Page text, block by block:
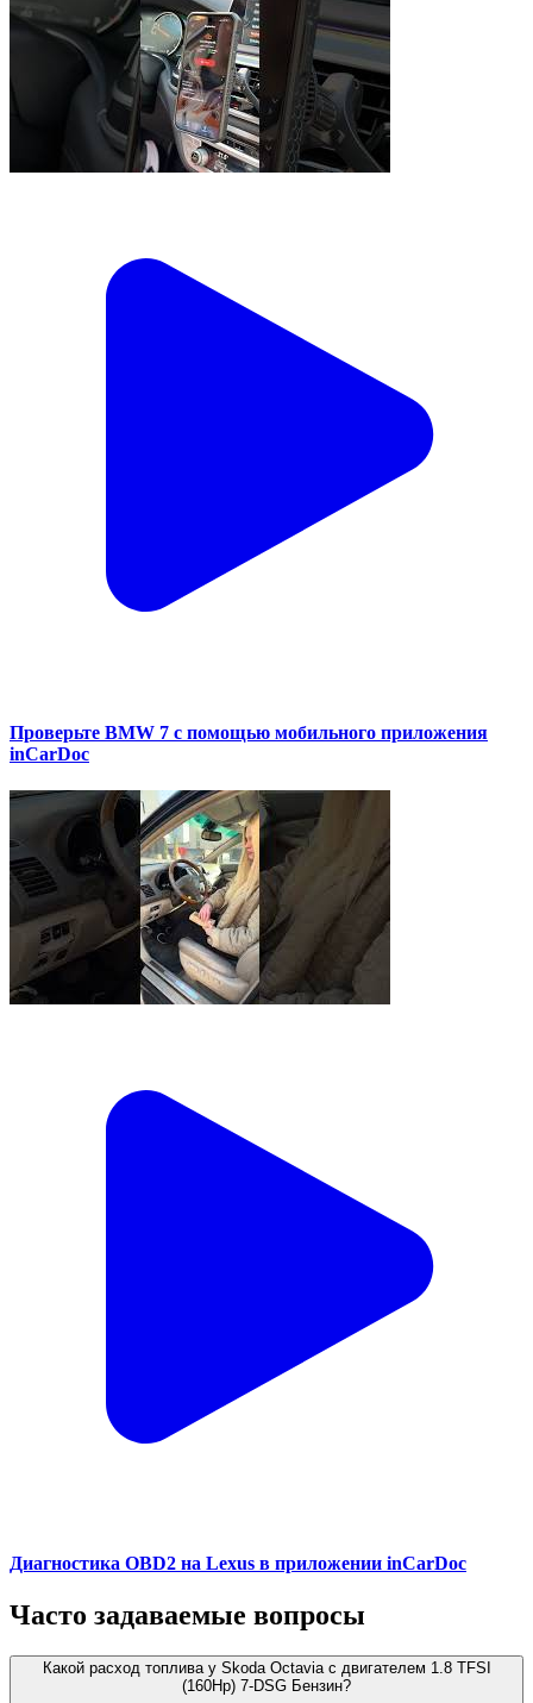
Проверьте BMW 7 с помощью мобильного приложения
inCarDoc
Диагностика OBD2 на Lexus в приложении inCarDoc
Часто задаваемые вопросы
Какой расход топлива у Skoda Octavia с двигателем 1.8 TFSI
(160Hp) 7-DSG Бензин?